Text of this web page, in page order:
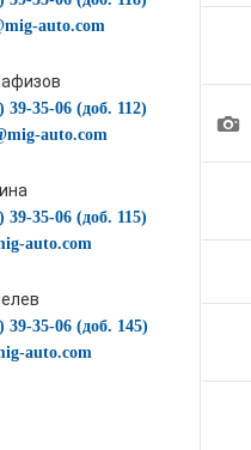
auto.com
39-35-06 (доб. 112)
auto.com
39-35-06 (доб. 115)
auto.com
39-35-06 (доб. 145)
auto.com
1